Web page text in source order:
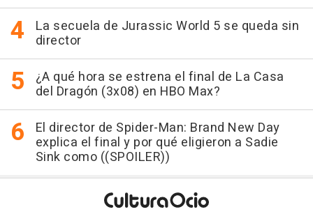
La secuela de Jurassic World 5 se queda sin
director
¿A qué hora se estrena el final de La Casa
del Dragón (3x08) en HBO Max?
El director de Spider-Man: Brand New Day
explica el final y por qué eligieron a Sadie
Sink como ((SPOILER))